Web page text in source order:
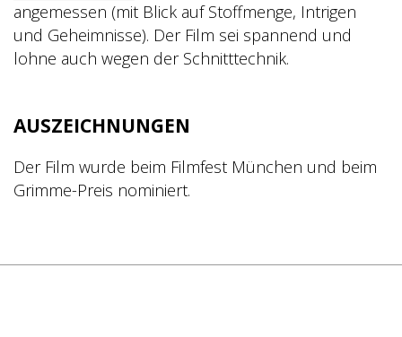
angemessen (mit Blick auf Stoffmenge, Intrigen
und Geheimnisse). Der Film sei spannend und
lohne auch wegen der Schnitttechnik.
AUSZEICHNUNGEN
Der Film wurde beim Filmfest München und beim
Grimme-Preis nominiert.